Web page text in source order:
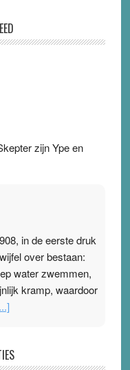
zijn Ype en
in de eerste druk
over bestaan:
water zwemmen,
kramp, waardoor